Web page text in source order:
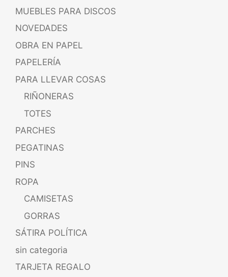
MUEBLES PARA DISCOS
NOVEDADES
OBRA EN PAPEL
PAPELERÍA
PARA LLEVAR COSAS
RIÑONERAS
TOTES
PARCHES
PEGATINAS
PINS
ROPA
CAMISETAS
GORRAS
SÁTIRA POLÍTICA
sin categoria
TARJETA REGALO